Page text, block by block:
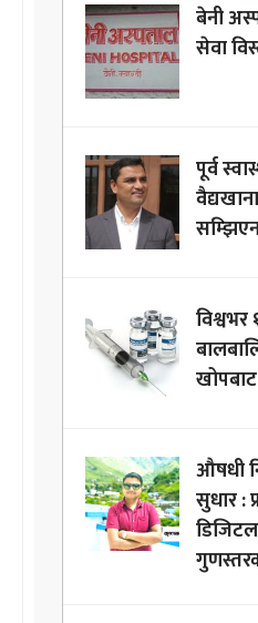
बेनी
सेवा
पूर्व
औषधी
सुधार :